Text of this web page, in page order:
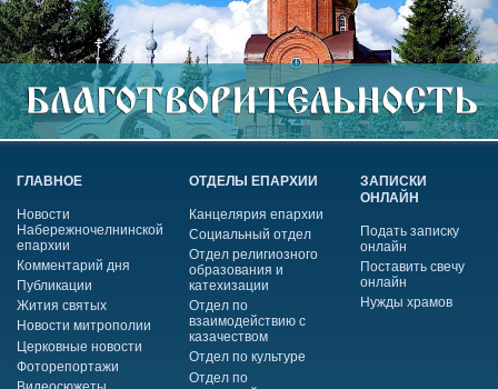
ГЛАВНОЕ
Новости
Набережночелнинской
епархии
Комментарий дня
Публикации
Жития святых
Новости митрополии
Церковные новости
Фоторепортажи
ОТДЕЛЫ ЕПАРХИИ
Канцелярия епархии
Социальный отдел
Отдел религиозного
образования и
катехизации
Отдел по
взаимодействию с
казачеством
Отдел по культуре
Отдел по
ЗАПИСКИ
ОНЛАЙН
Подать записку
онлайн
Поставить свечу
онлайн
Нужды храмов